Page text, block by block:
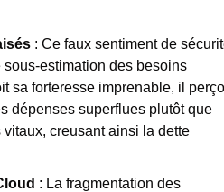
: Ce faux sentiment de
estimation des besoins
sa forteresse imprenable, il
dépenses superflues plutôt que
creusant ainsi la dette
: La fragmentation des